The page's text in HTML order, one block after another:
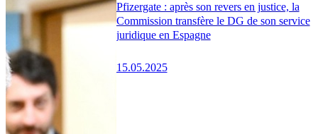
Pfizergate : après son revers en justice, la
Commission transfère le DG de son service
juridique en Espagne
15.05.2025